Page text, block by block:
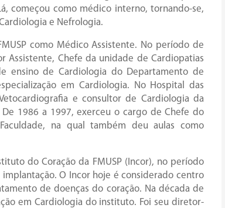
começou como médico interno, tornando-se,
e Nefrologia.
como Médico Assistente. No período de
Assistente, Chefe da unidade de Cardiopatias
ensino de Cardiologia do Departamento de
em Cardiologia. No Hospital das
e consultor de Cardiologia da
1986 a 1997, exerceu o cargo de Chefe do
na qual também deu aulas como
do Coração da FMUSP (Incor), no período
O Incor hoje é considerado centro
de doenças do coração. Na década de
em Cardiologia do instituto. Foi seu diretor-